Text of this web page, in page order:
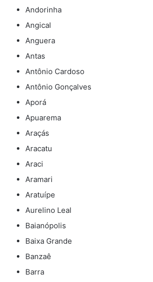
Andorinha
Angical
Anguera
Antas
Antônio Cardoso
Antônio Gonçalves
Aporá
Apuarema
Araçás
Aracatu
Araci
Aramari
Aratuípe
Aurelino Leal
Baianópolis
Baixa Grande
Banzaê
Barra